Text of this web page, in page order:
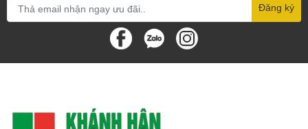
Đăng ký